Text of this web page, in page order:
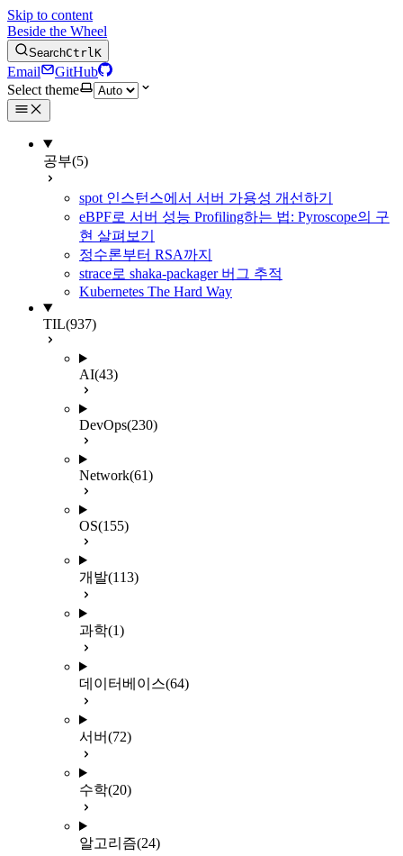
Skip to content
Beside the Wheel
SearchCtrlK
Email
GitHub
Select theme
공부(5)
spot 인스턴스에서 서버 가용성 개선하기
eBPF로 서버 성능 Profiling하는 법: Pyroscope의 구
현 살펴보기
정수론부터 RSA까지
strace로 shaka-packager 버그 추적
Kubernetes The Hard Way
TIL(937)
AI(43)
DevOps(230)
Network(61)
OS(155)
개발(113)
과학(1)
데이터베이스(64)
서버(72)
수학(20)
알고리즘(24)